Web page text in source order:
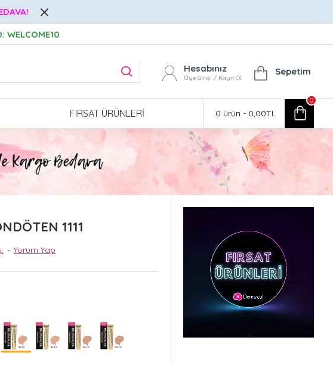
WELCOME10
Hesabınız
Üye Girişi / Kayıt Ol
Sepetim
FIRSAT ÜRÜNLERI 0 ürün - 0,00TL
0
1111
- Yorum Yap